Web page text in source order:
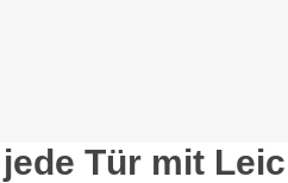
Tür mit